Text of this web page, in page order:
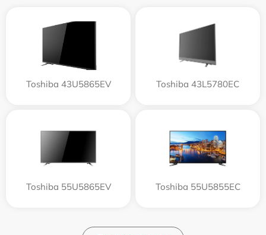
Toshiba 43U5865EV Toshiba 43L5780EC
Toshiba 55U5865EV Toshiba 55U5855EC